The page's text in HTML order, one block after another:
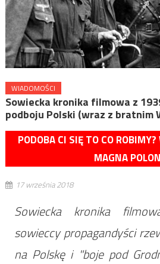
WIADOMOŚCI
Sowiecka kronika filmowa z
podboju Polski (wraz z bratnim
PODOBA CI SIĘ TO CO
MAGNA
17 września 2018
Sowiecka kronika
sowieccy propagandyści
na Polskę i "boje pod